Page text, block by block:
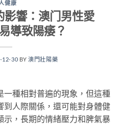
健康
影響：澳门男性愛
導致陽痿？
12-30 BY澳門壯陽藥
一種相對普遍的現象，但這種
到人際關係，還可能對身體健
示，長期的情緒壓力和脾氣暴